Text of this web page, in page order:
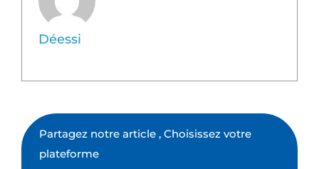
Déessi
Partagez notre article , Choisissez votre
plateforme